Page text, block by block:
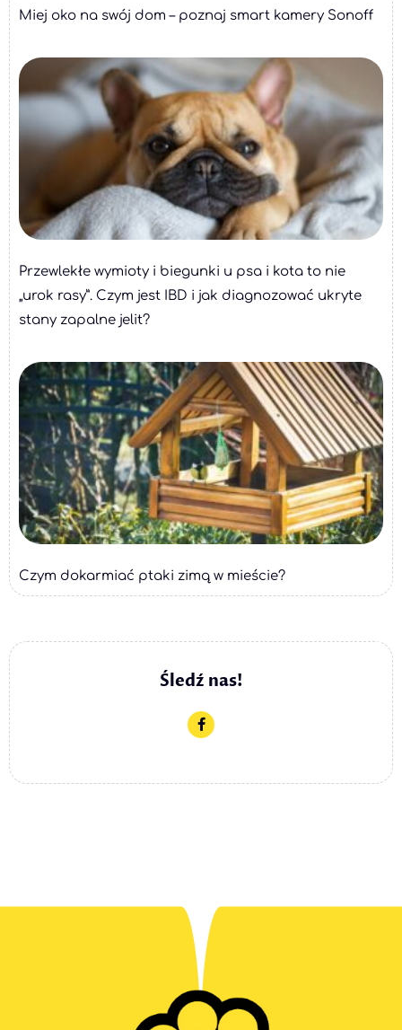
Miej oko na swój dom – poznaj smart kamery Sonoff
Przewlekłe wymioty i biegunki u psa i kota to nie
„urok rasy”. Czym jest IBD i jak diagnozować ukryte
stany zapalne jelit?
Czym dokarmiać ptaki zimą w mieście?
Śledź nas!